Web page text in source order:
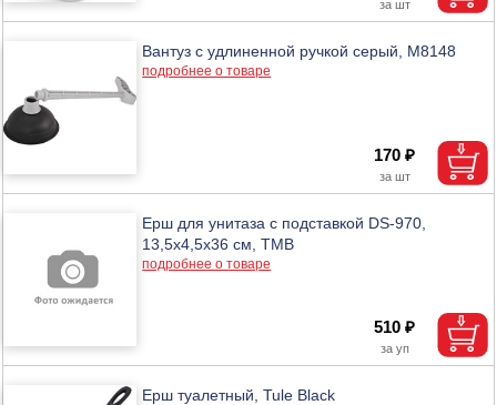
Вантуз с удлиненной ручкой серый, М8148
подробнее о товаре
170 ₽
Ерш для унитаза с подставкой DS-970,
13,5х4,5х36 см, ТМВ
подробнее о товаре
510 ₽
Ерш туалетный, Tule Black